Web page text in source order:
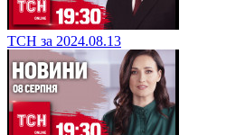
ТСН за 2024.08.13